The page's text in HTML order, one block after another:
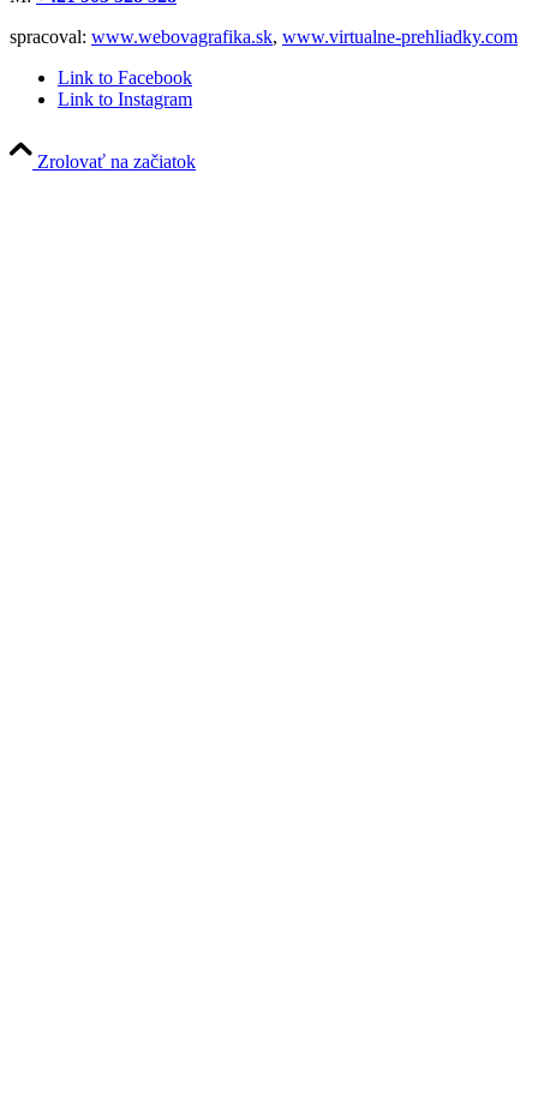
spracoval: www.webovagrafika.sk, www.virtualne-prehliadky.com
Link to Facebook
Link to Instagram
Zrolovať na začiatok